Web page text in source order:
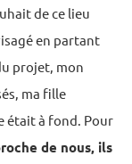
de ce lieu
en partant
projet, mon
ma fille
était à fond. Pour
de nous, ils